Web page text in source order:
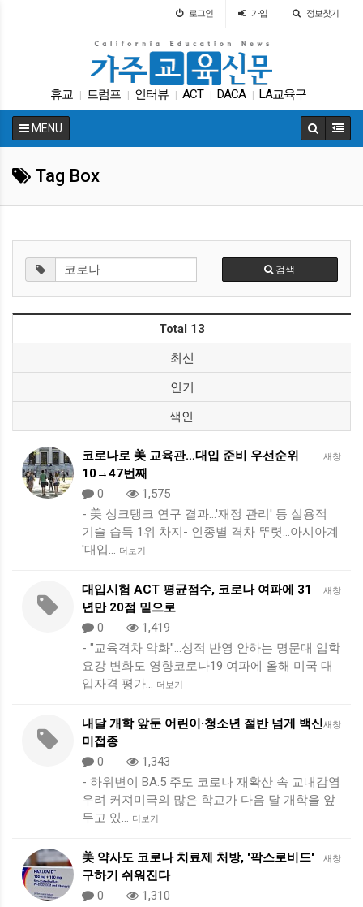
로그인 가입 정보찾기
휴교 트럼프 인터뷰 ACT DACA LA교육구
Fafsa 매그닛 스쿨 다카 SAT
MENU
Tag Box
검색
Total 13
최신
인기
색인
새창
코로나로 美 교육관…대입 준비 우선순위
10→47번째
0
1,575
- 美 싱크탱크 연구 결과…'재정 관리' 등 실용적
기술 습득 1위 차지- 인종별 격차 뚜렷…아시아계
'대입… 더보기
새창
대입시험 ACT 평균점수, 코로나 여파에 31
년만 20점 밑으로
0
1,419
- "교육격차 악화"…성적 반영 안하는 명문대 입학
요강 변화도 영향코로나19 여파에 올해 미국 대
입자격 평가… 더보기
새창
내달 개학 앞둔 어린이·청소년 절반 넘게 백신
미접종
0
1,343
- 하위변이 BA.5 주도 코로나 재확산 속 교내감염
우려 커져미국의 많은 학교가 다음 달 개학을 앞
두고 있… 더보기
새창
美 약사도 코로나 치료제 처방, '팍스로비드'
구하기 쉬워진다
0
1,310